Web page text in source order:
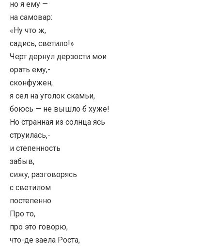
но я ему —
на самовар:
«Ну что ж,
садись, светило!»
Черт дернул дерзости мои
орать ему,-
сконфужен,
я сел на уголок скамьи,
боюсь — не вышло б хуже!
Но странная из солнца ясь
струилась,-
и степенность
забыв,
сижу, разговорясь
с светилом
постепенно.
Про то,
про это говорю,
что-де заела Роста,